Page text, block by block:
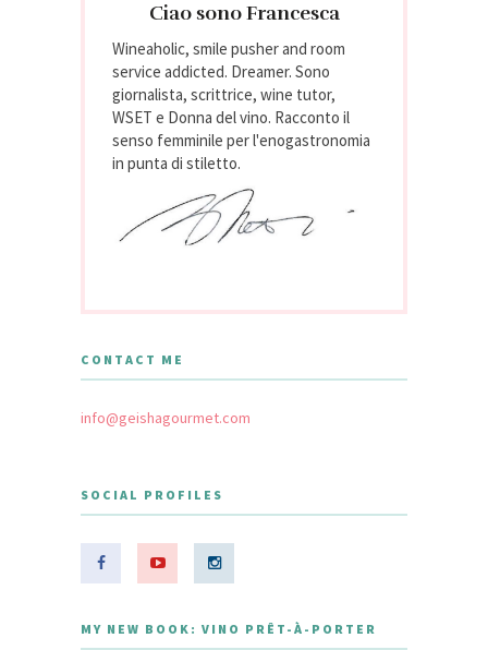
Ciao sono Francesca
Wineaholic, smile pusher and room
service addicted. Dreamer. Sono
giornalista, scrittrice, wine tutor,
WSET e Donna del vino. Racconto il
senso femminile per l'enogastronomia
in punta di stiletto.
CONTACT ME
info@geishagourmet.com
SOCIAL PROFILES
MY NEW BOOK: VINO PRÊT-À-PORTER